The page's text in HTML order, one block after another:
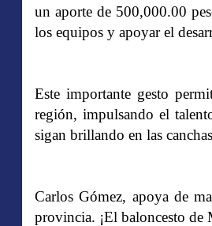
un aporte de 500,000.00
los equipos y apoyar el
Este importante gesto
región, impulsando el
sigan brillando en las
Carlos Gómez, apoya de
provincia. ¡El baloncesto de